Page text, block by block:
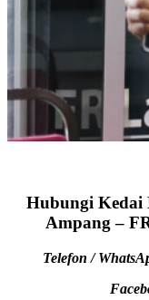
Hubungi
Ampang –
Telefon /